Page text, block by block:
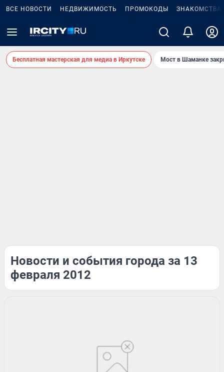
ВСЕ НОВОСТИ НЕДВИЖИМОСТЬ ПРОМОКОДЫ ЗНАКОМСТВА
Бесплатная мастерская для медиа в Иркутске Мост в Шаманке
Новости и события города за 13
февраля 2012